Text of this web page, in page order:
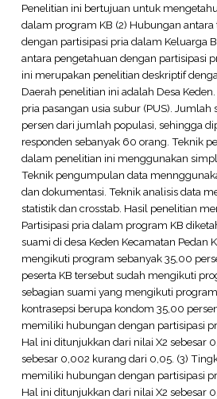
Penelitian ini bertujuan untuk
dalam program KB (2) Hubungan
dengan partisipasi pria dalam Keluarga
antara pengetahuan dengan partisipasi
ini merupakan penelitian deskriptif
Daerah penelitian ini adalah Desa
pria pasangan usia subur (PUS). Jumlah
persen dari jumlah populasi, sehingga
responden sebanyak 60 orang. Teknik
dalam penelitian ini menggunakan
Teknik pengumpulan data
dan dokumentasi. Teknik analisis data
statistik dan crosstab. Hasil penelitian
Partisipasi pria dalam program KB
suami di desa Keden Kecamatan Pedan
mengikuti program sebanyak 35,00
peserta KB tersebut sudah mengikuti
sebagian suami yang mengikuti
kontrasepsi berupa kondom 35,00
memiliki hubungan dengan partisipasi
Hal ini ditunjukkan dari nilai X2 sebesar
sebesar 0,002 kurang dari 0,05. (3)
memiliki hubungan dengan partisipasi
Hal ini ditunjukkan dari nilai X2 sebesar